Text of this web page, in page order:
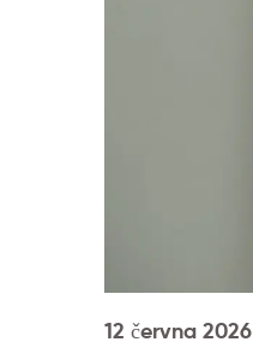
12 června 2026